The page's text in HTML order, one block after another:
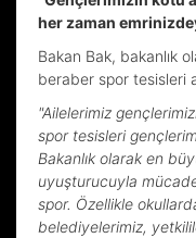
her zaman
Bakan Bak, bakanlık
beraber spor tesisleri
"Ailelerimiz
spor tesisleri
Bakanlık olarak en
uyuşturucuyla
spor. Özellikle
belediyelerimiz,